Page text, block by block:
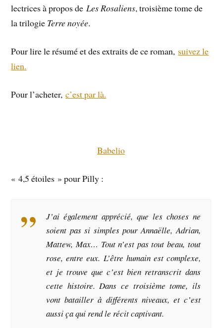
lectrices à propos deLes Rosaliens, troisième tome de
la trilogie Terre noyée.
Pour lire le résumé et des extraits de ce roman, suivez le
lien.
Pour l’acheter,c’est par là.
Babelio
« 4,5 étoiles » pour Pilly :
J’ai également apprécié, que les choses ne
soient pas si simples pour Annaëlle, Adrian,
Mattew, Max… Tout n’est pas tout beau, tout
rose, entre eux. L’être humain est complexe,
et je trouve que c’est bien retranscrit dans
cette histoire. Dans ce troisième tome, ils
vont batailler à différents niveaux, et c’est
aussi ça qui rend le récit captivant.